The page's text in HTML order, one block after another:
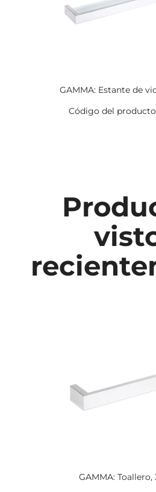
GAMMA: Estante de
Código del producto:
GAMMA: